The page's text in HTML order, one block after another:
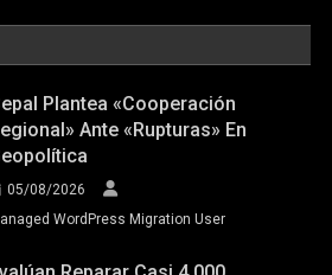
Plantea «cooperación
Ante «rupturas» En
05/08/2026
WordPress Migration User